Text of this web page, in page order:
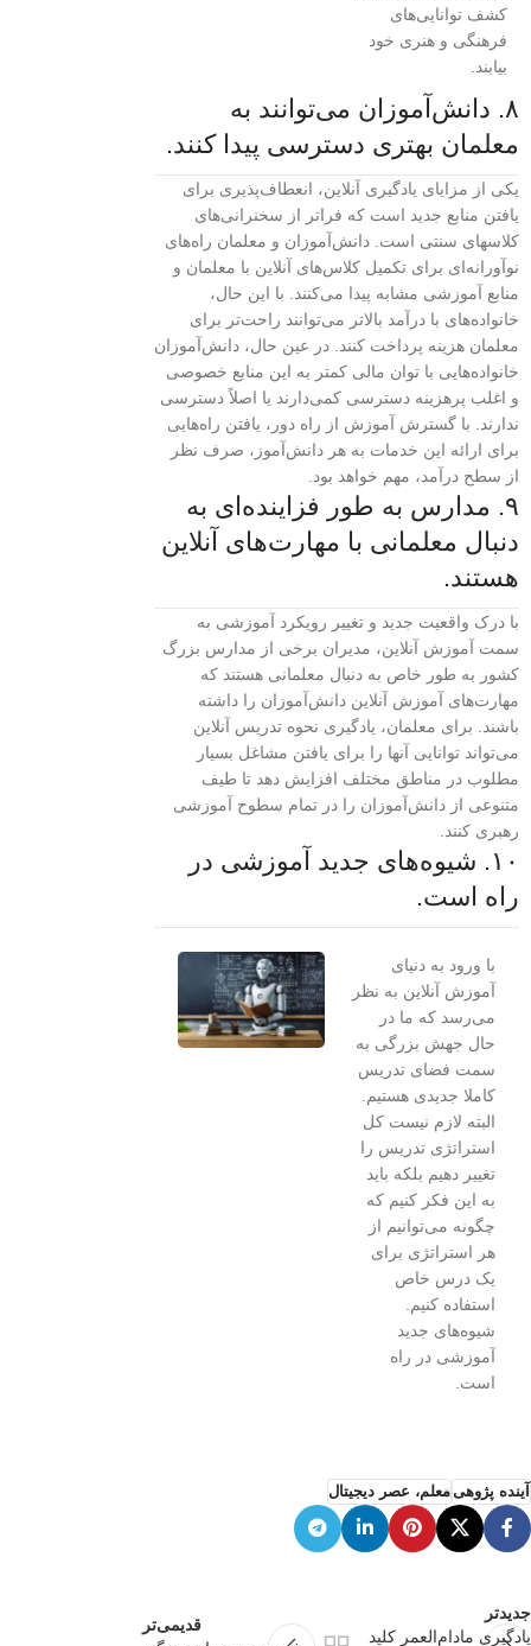
کشف توانایی‌های
فرهنگی و هنری خود
بیابند.
۸. دانش‌آموزان می‌توانند به
معلمان ‌بهتری دسترسی پیدا کنند.
یکی از مزایای یادگیری آنلاین، انعطاف‌پذیری برای
یافتن منابع جدید است که فراتر از سخنرانی‌های
کلاسهای سنتی است. دانش‌آموزان و معلمان راه‌های
نوآورانه‌ای برای تکمیل کلاس‌های آنلاین با معلمان و
منابع آموزشی مشابه پیدا می‌کنند. با این حال،
خانواده‌های با درآمد بالاتر می‌توانند راحت‌تر برای
معلمان هزینه پرداخت کنند. در عین حال، دانش‌آموزان
خانواده‌هایی با توان مالی کمتر به این منابع خصوصی
و اغلب پرهزینه دسترسی کمی‌دارند یا اصلاً دسترسی
ندارند. با گسترش آموزش از راه دور، یافتن راه‌هایی
برای ارائه این خدمات به هر دانش‌آموز، صرف نظر
از سطح درآمد، مهم خواهد بود.
۹. مدارس به طور فزاینده‌ای به
دنبال معلمانی با مهارت‌های آنلاین
هستند.
با درک واقعیت جدید و تغییر رویکرد آموزشی به
سمت آموزش آنلاین، مدیران برخی از مدارس بزرگ
کشور به طور خاص به دنبال معلمانی هستند که
مهارت‌های آموزش آنلاین دانش‌آموزان را داشته
باشند. برای معلمان، یادگیری نحوه تدریس آنلاین
می‌تواند توانایی آنها را برای یافتن مشاغل بسیار
مطلوب در مناطق مختلف افزایش دهد تا طیف
متنوعی از دانش‌آموزان را در تمام سطوح آموزشی
رهبری کنند.
۱۰. شیوه‌های جدید آموزشی در
راه است.
با ورود به دنیای
آموزش آنلاین به نظر
می‌رسد که ما در
حال جهش بزرگی به
سمت فضای تدریس
کاملا جدیدی هستیم.
البته لازم نیست کل
استراتژی تدریس را
تغییر دهیم بلکه باید
به این فکر کنیم که
چگونه می‌توانیم از
هر استراتژی برای
یک درس خاص
استفاده کنیم.
شیوه‌های جدید
آموزشی در راه
است.
آینده پژوهیمعلم، عصر دیجیتال
جدیدتر
یادگیری مادام‌العمر کلید
قدیمی‌تر